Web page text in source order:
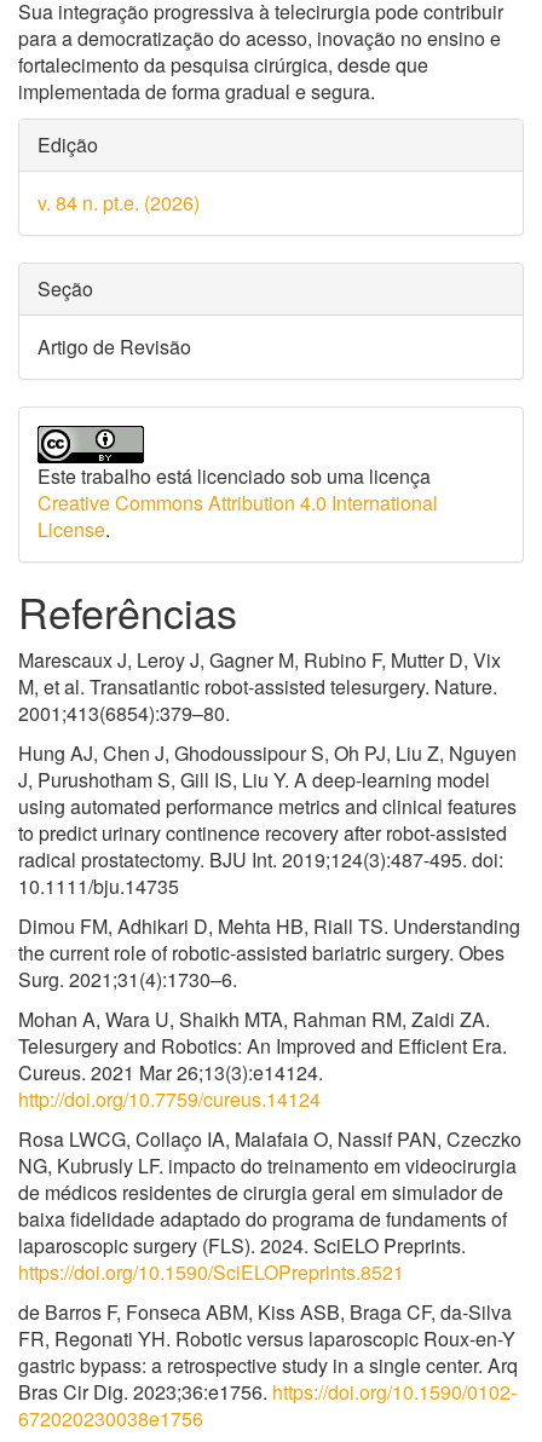
Sua integração progressiva à telecirurgia pode contribuir
para a democratização do acesso, inovação no ensino e
fortalecimento da pesquisa cirúrgica, desde que
implementada de forma gradual e segura.
Detalhes
do
artigo
Edição
v. 84 n. pt.e. (2026)
Seção
Artigo de Revisão
Este trabalho está licenciado sob uma licença
Creative Commons Attribution 4.0 International
License.
Referências
Marescaux J, Leroy J, Gagner M, Rubino F, Mutter D, Vix
M, et al. Transatlantic robot-assisted telesurgery. Nature.
2001;413(6854):379–80.
Hung AJ, Chen J, Ghodoussipour S, Oh PJ, Liu Z, Nguyen
J, Purushotham S, Gill IS, Liu Y. A deep-learning model
using automated performance metrics and clinical features
to predict urinary continence recovery after robot-assisted
radical prostatectomy. BJU Int. 2019;124(3):487-495. doi:
10.1111/bju.14735
Dimou FM, Adhikari D, Mehta HB, Riall TS. Understanding
the current role of robotic-assisted bariatric surgery. Obes
Surg. 2021;31(4):1730–6.
Mohan A, Wara U, Shaikh MTA, Rahman RM, Zaidi ZA.
Telesurgery and Robotics: An Improved and Efficient Era.
Cureus. 2021 Mar 26;13(3):e14124.
http://doi.org/10.7759/cureus.14124
Rosa LWCG, Collaço IA, Malafaia O, Nassif PAN, Czeczko
NG, Kubrusly LF. impacto do treinamento em videocirurgia
de médicos residentes de cirurgia geral em simulador de
baixa fidelidade adaptado do programa de fundaments of
laparoscopic surgery (FLS). 2024. SciELO Preprints.
https://doi.org/10.1590/SciELOPreprints.8521
de Barros F, Fonseca ABM, Kiss ASB, Braga CF, da-Silva
FR, Regonati YH. Robotic versus laparoscopic Roux-en-Y
gastric bypass: a retrospective study in a single center. Arq
Bras Cir Dig. 2023;36:e1756. https://doi.org/10.1590/0102-
672020230038e1756